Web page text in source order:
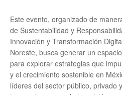
Este evento, organizado de
de Sustentabilidad y
Innovación y Transformación
Noreste, busca generar un
para explorar estrategias que
y el crecimiento sostenible en
líderes del sector público, privado